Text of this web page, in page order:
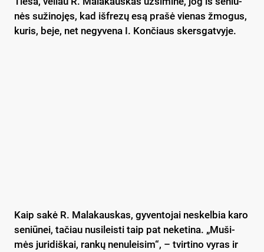
nės su­ži­no­jęs, kad iš­fre­zų esą pra­šė vie­nas žmo­gus,
ku­ris, be­je, net ne­gy­ve­na I. Kon­čiaus skers­gat­vy­je.
Kaip sa­kė R. Ma­la­kaus­kas, gy­ven­to­jai ne­skel­bia ka­ro
se­niū­nei, ta­čiau nu­si­leis­ti taip pat ne­ke­ti­na. „Mu­ši­
mės ju­ri­diš­kai, ran­kų ne­nu­lei­sim“, – tvir­ti­no vy­ras ir